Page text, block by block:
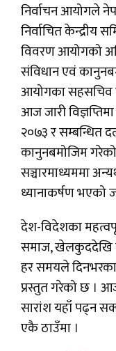
निर्वाचन आयोगले
निर्वाचित केन्द्रीय
विवरण आयोगको
संविधान एवं
आयोगका सहसचिव एवं
आज जारी
२०७३ र सम्बन्धित
कानुनबमोजिम
सञ्चारमाध्यममा
ध्यानाकर्षण भएको
देश-विदेशका
समाज, खेलकुददेखि
हर समयले
प्रस्तुत गरेको छ ।
सारांश यहाँ पढ्न
एकै ठाउँमा ।